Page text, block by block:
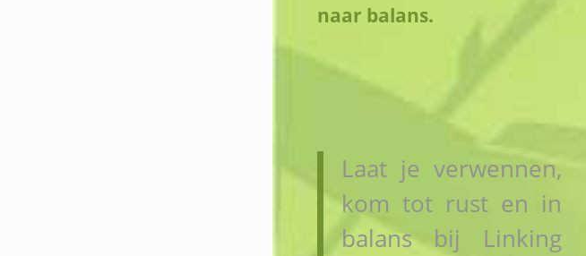
naar balans.
Laat je verwennen,
kom tot rust en in
balans bij Linking